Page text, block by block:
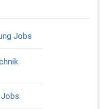
Jobs